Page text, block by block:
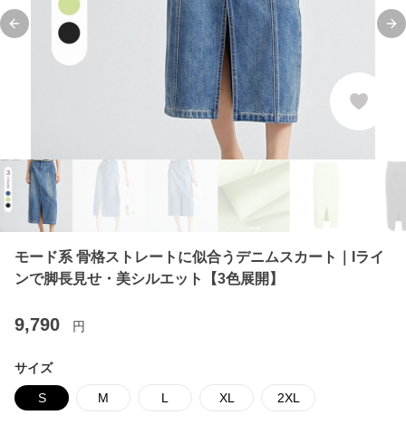
Previous slide
モード系 骨格ストレートに似合うデニムスカート｜Iライ
ンで脚長見せ・美シルエット【3色展開】
9,790 円
サイズ
S M L XL 2XL